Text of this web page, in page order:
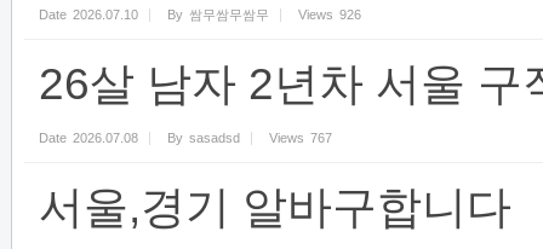
Date 2026.07.10 By 쌈무쌈무쌈무 Views 926
26살 남자 2년차 서울 구
Date 2026.07.08 By sasadsd Views 767
서울,경기 알바구합니다